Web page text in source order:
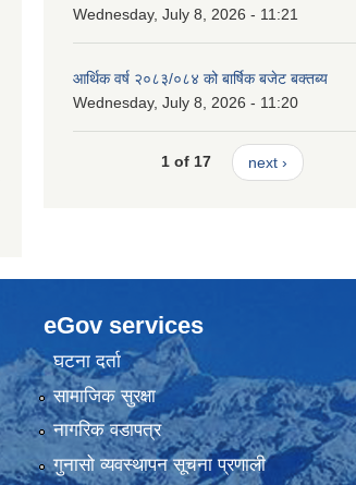
Wednesday, July 8, 2026 - 11:21
आर्थिक वर्ष २०८३/०८४ को बार्षिक बजेट बक्तब्य
Wednesday, July 8, 2026 - 11:20
1 of 17 next ›
eGov services
घटना दर्ता
सामाजिक सुरक्षा
नागरिक वडापत्र
गुनासो व्यवस्थापन सूचना प्रणाली